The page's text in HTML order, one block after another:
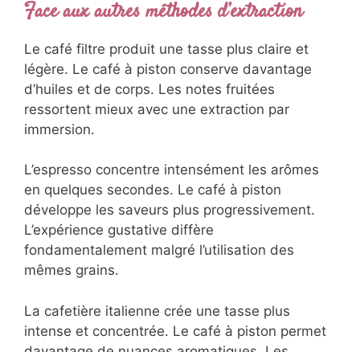
Face aux autres méthodes d’extraction
Le café filtre produit une tasse plus claire et
légère. Le café à piston conserve davantage
d’huiles et de corps. Les notes fruitées
ressortent mieux avec une extraction par
immersion.
L’espresso concentre intensément les arômes
en quelques secondes. Le café à piston
développe les saveurs plus progressivement.
L’expérience gustative diffère
fondamentalement malgré l’utilisation des
mêmes grains.
La cafetière italienne crée une tasse plus
intense et concentrée. Le café à piston permet